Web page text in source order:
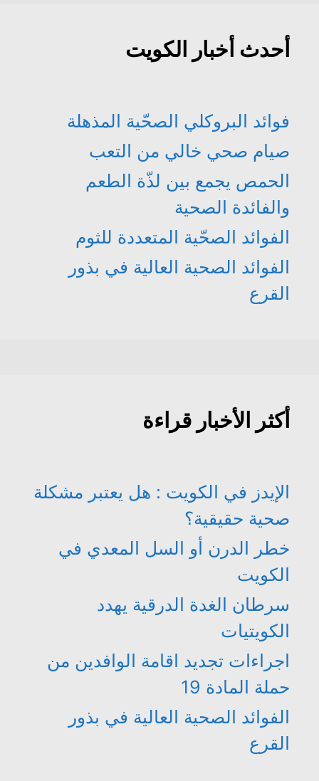
أحدث أخبار الكويت
فوائد البروكلي الصحّية المذهلة
صيام صحي خالي من التعب
الحمص يجمع بين لذّة الطعم
والفائدة الصحية
الفوائد الصحّية المتعددة للثوم
الفوائد الصحية العالية في بذور
القرع
أكثر الأخبار قراءة
الإيدز في الكويت : هل يعتبر مشكلة
صحية حقيقية؟
خطر الدرن أو السل المعدي في
الكويت
سرطان الغدة الدرقية يهدد
الكويتيات
اجراءات تجديد اقامة الوافدين من
حملة المادة 19
الفوائد الصحية العالية في بذور
القرع